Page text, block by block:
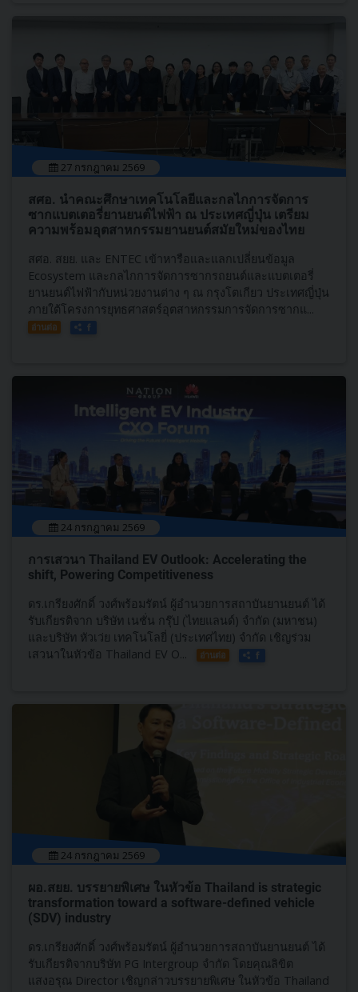
27 กรกฎาคม 2569
สศอ. นำคณะศึกษาเทคโนโลยีและกลไกการจัดการ
ซากแบตเตอรี่ยานยนต์ไฟฟ้า ณ ประเทศญี่ปุ่น เตรียม
ความพร้อมอุตสาหกรรมยานยนต์สมัยใหม่ของไทย
สศอ. สยย. และ ENTEC เข้าหารือและแลกเปลี่ยนข้อมูล
Ecosystem และกลไกการจัดการซากรถยนต์และแบตเตอรี่
ยานยนต์ไฟฟ้ากับหน่วยงานต่าง ๆ ณ กรุงโตเกียว ประเทศญี่ปุ่น
ภายใต้โครงการยุทธศาสตร์อุตสาหกรรมการจัดการซากแ...
อ่านต่อ
24 กรกฎาคม 2569
การเสวนา Thailand EV Outlook: Accelerating the
shift, Powering Competitiveness
ดร.เกรียงศักดิ์ วงศ์พร้อมรัตน์ ผู้อำนวยการสถาบันยานยนต์ ได้
รับเกียรติจาก บริษัท เนชั่น กรุ๊ป (ไทยแลนด์) จำกัด (มหาชน)
และบริษัท หัวเว่ย เทคโนโลยี่ (ประเทศไทย) จำกัด เชิญร่วม
เสวนาในหัวข้อ Thailand EV O...
อ่านต่อ
24 กรกฎาคม 2569
ผอ.สยย. บรรยายพิเศษ ในหัวข้อ Thailand is strategic
transformation toward a software-defined vehicle
(SDV) industry
ดร.เกรียงศักดิ์ วงศ์พร้อมรัตน์ ผู้อำนวยการสถาบันยานยนต์ ได้
รับเกียรติจากบริษัท PG Intergroup จำกัด โดยคุณลิขิต
แสงอรุณ Director เชิญกล่าวบรรยายพิเศษ ในหัวข้อ Thailand